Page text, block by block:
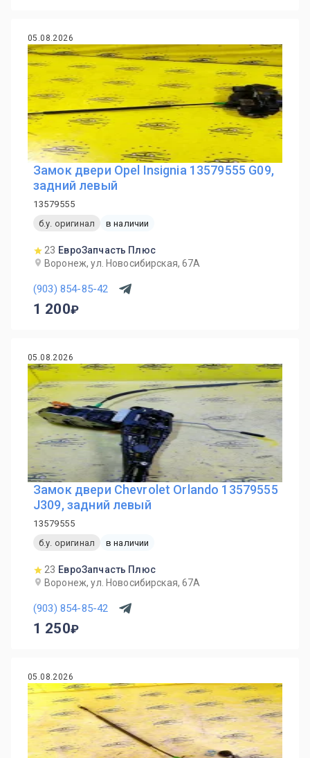
05.08.2026
Замок двери Opel Insignia 13579555 G09,
задний левый
13579555
б.у. оригинал
в наличии
23 ЕвроЗапчасть Плюс
Воронеж, ул. Новосибирская, 67А
(903) 854-85-42
1 200
05.08.2026
Замок двери Chevrolet Orlando 13579555
J309, задний левый
13579555
б.у. оригинал
в наличии
23 ЕвроЗапчасть Плюс
Воронеж, ул. Новосибирская, 67А
(903) 854-85-42
1 250
05.08.2026